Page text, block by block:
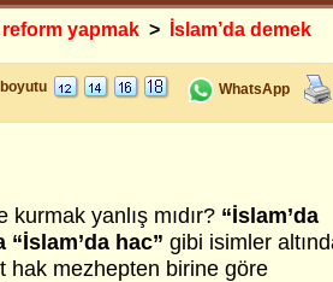
reform yapmak > İslam’da demek
boyutu WhatsApp
kurmak yanlış mıdır? “İslam’da
“İslam’da hac” gibi isimler
hak mezhepten birine göre